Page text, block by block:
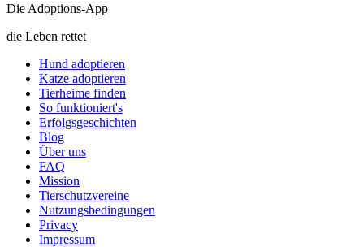
Die Adoptions-App
die Leben rettet
Hund adoptieren
Katze adoptieren
Tierheime finden
So funktioniert's
Erfolgsgeschichten
Blog
Über uns
FAQ
Mission
Tierschutzvereine
Nutzungsbedingungen
Privacy
Impressum